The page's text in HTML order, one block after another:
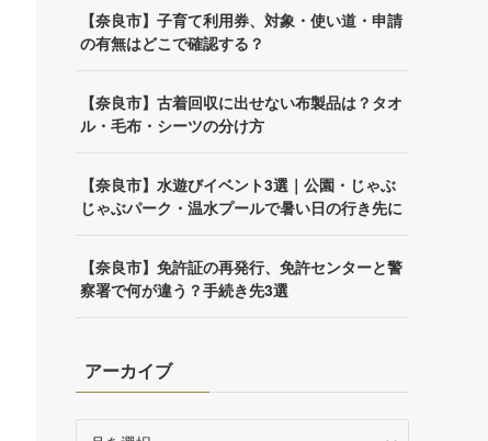
【奈良市】子育て利用券、対象・使い道・申請
の有無はどこで確認する？
【奈良市】古着回収に出せない布製品は？タオ
ル・毛布・シーツの分け方
【奈良市】水遊びイベント3選｜公園・じゃぶ
じゃぶパーク・温水プールで暑い日の行き先に
【奈良市】免許証の再発行、免許センターと警
察署で何が違う？手続き先3選
アーカイブ